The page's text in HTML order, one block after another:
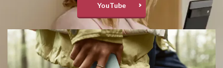
YouTube